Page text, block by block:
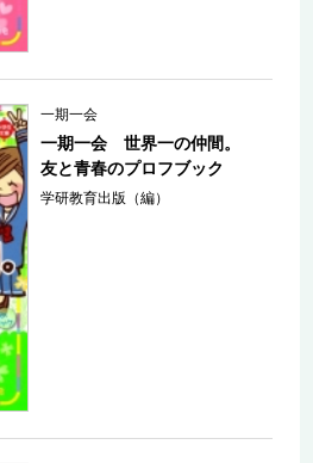
一期一会
一期一会 世界一の仲間。
友と青春のプロフブック
学研教育出版（編）